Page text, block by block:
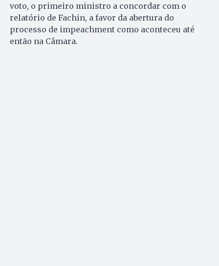
voto, o primeiro ministro a concordar com o
relatório de Fachin, a favor da abertura do
processo de impeachment como aconteceu até
então na Câmara.